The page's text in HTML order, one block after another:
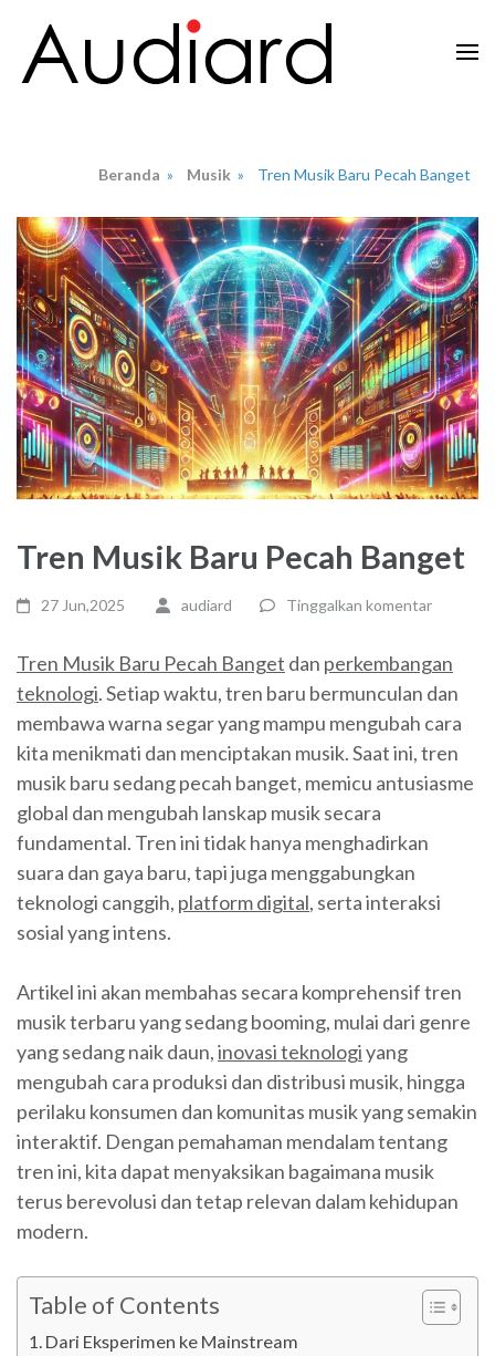
konten
Beranda » Musik » Tren Musik Baru Pecah Banget
Tren Musik Baru Pecah Banget
27 Jun,2025 audiard Tinggalkan komentar
Tren Musik Baru Pecah Banget dan perkembangan
teknologi. Setiap waktu, tren baru bermunculan dan
membawa warna segar yang mampu mengubah cara
kita menikmati dan menciptakan musik. Saat ini, tren
musik baru sedang pecah banget, memicu antusiasme
global dan mengubah lanskap musik secara
fundamental. Tren ini tidak hanya menghadirkan
suara dan gaya baru, tapi juga menggabungkan
teknologi canggih, platform digital, serta interaksi
sosial yang intens.
Artikel ini akan membahas secara komprehensif tren
musik terbaru yang sedang booming, mulai dari genre
yang sedang naik daun,inovasi teknologiyang
mengubah cara produksi dan distribusi musik, hingga
perilaku konsumen dan komunitas musik yang semakin
interaktif. Dengan pemahaman mendalam tentang
tren ini, kita dapat menyaksikan bagaimana musik
terus berevolusi dan tetap relevan dalam kehidupan
modern.
Table of Contents
Dari Eksperimen ke Mainstream